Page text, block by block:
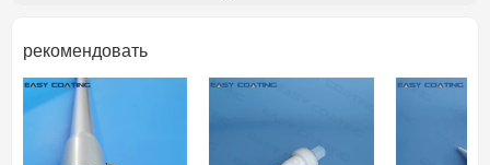
рекомендовать